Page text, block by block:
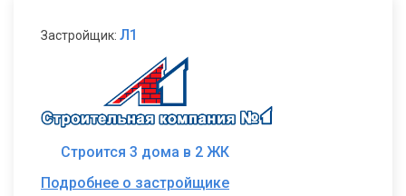
Застройщик: Л1
Строится 3 дома в 2 ЖК
Подробнее о застройщике